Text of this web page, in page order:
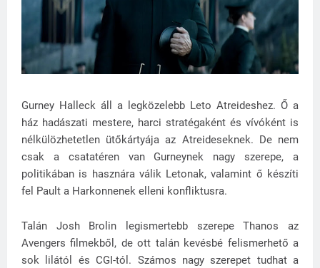
Gurney Halleck áll a legközelebb Leto Atreideshez. Ő a
ház hadászati mestere, harci stratégaként és vívóként is
nélkülözhetetlen ütőkártyája az Atreideseknek. De nem
csak a csatatéren van Gurneynek nagy szerepe, a
politikában is hasznára válik Letonak, valamint ő készíti
fel Pault a Harkonnenek elleni konfliktusra.
Talán Josh Brolin legismertebb szerepe Thanos az
Avengers filmekből, de ott talán kevésbé felismerhető a
sok lilától és CGI-tól. Számos nagy szerepet tudhat a